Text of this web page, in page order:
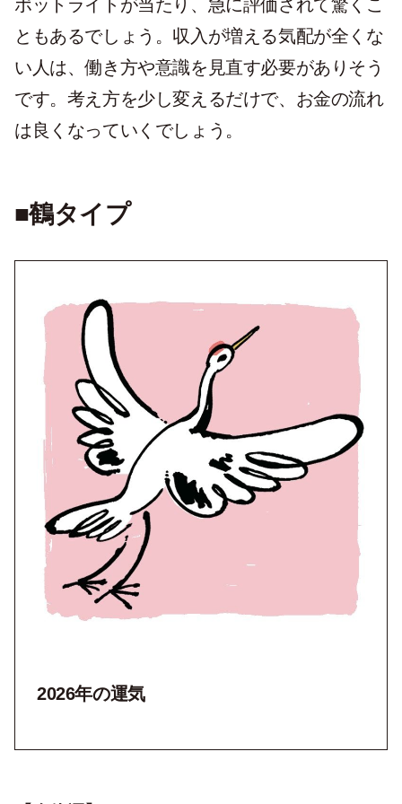
ポットライトが当たり、急に評価されて驚くこ
ともあるでしょう。収入が増える気配が全くな
い人は、働き方や意識を見直す必要がありそう
です。考え方を少し変えるだけで、お金の流れ
は良くなっていくでしょう。
■鶴タイプ
2026年の運気